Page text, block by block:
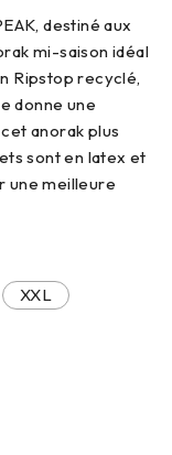
destiné aux
mi-saison idéal
Ripstop recyclé,
donne une
anorak plus
sont en latex et
une meilleure
XXL